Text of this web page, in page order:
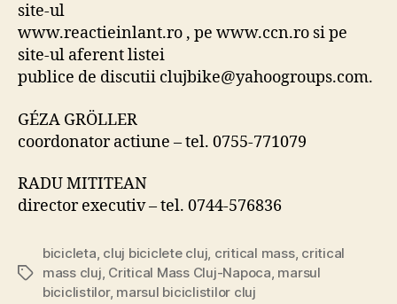
site-ul
www.reactieinlant.ro , pe www.ccn.ro si pe
site-ul aferent listei
publice de discutii clujbike@yahoogroups.com.
GÉZA GRÖLLER
coordonator actiune – tel. 0755-771079
RADU MITITEAN
director executiv – tel. 0744-576836
Tags
bicicleta, cluj biciclete cluj, critical mass, critical
mass cluj, Critical Mass Cluj-Napoca, marsul
biciclistilor, marsul biciclistilor cluj